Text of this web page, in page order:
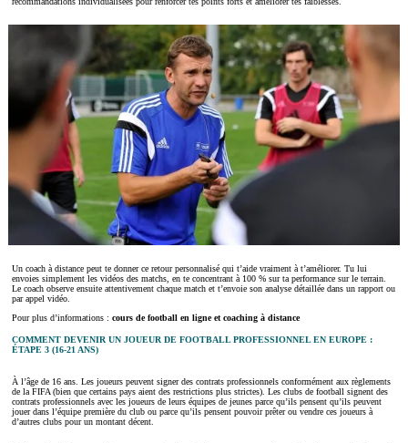
Un coach à distance peut te donner ce retour personnalisé qui t’aide vraiment à t’améliorer. Tu lui
envoies simplement les vidéos des matchs, en te concentrant à 100 % sur ta performance sur le terrain.
Le coach observe ensuite attentivement chaque match et t’envoie son analyse détaillée dans un rapport ou
par appel vidéo.
Pour plus d’informations : cours de football en ligne et coaching à distance
COMMENT DEVENIR UN JOUEUR DE FOOTBALL PROFESSIONNEL EN EUROPE :
ÉTAPE 3 (16-21 ANS)
À l’âge de 16 ans. Les joueurs peuvent signer des contrats professionnels conformément aux règlements
de la FIFA (bien que certains pays aient des restrictions plus strictes). Les clubs de football signent des
contrats professionnels avec les joueurs de leurs équipes de jeunes parce qu’ils pensent qu’ils peuvent
jouer dans l’équipe première du club ou parce qu’ils pensent pouvoir prêter ou vendre ces joueurs à
d’autres clubs pour un montant décent.